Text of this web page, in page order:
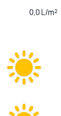
0,0L/m²